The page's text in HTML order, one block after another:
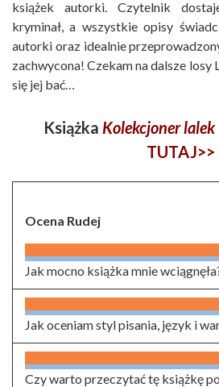
książek autorki. Czytelnik
kryminał, a wszystkie opisy
autorki oraz idealnie
zachwycona! Czekam na dalsze
się jej bać…
Książka Kolekcjoner lalek
TUTAJ>>
Ocena Rudej
Jak mocno książka mnie
Jak oceniam styl pisania, język i
Czy warto przeczytać tę książkę